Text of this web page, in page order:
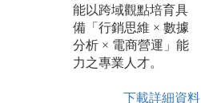
能以跨域觀點培育具
備「行銷思維 × 數據
分析 × 電商營運」能
力之專業人才。
下載詳細資料